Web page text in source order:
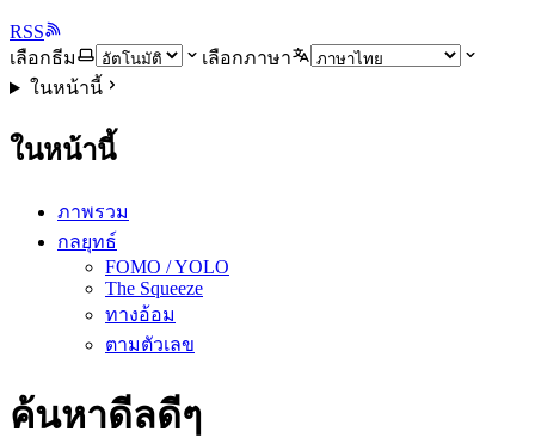
RSS
เลือกธีม
เลือกภาษา
ในหน้านี้
ในหน้านี้
ภาพรวม
กลยุทธ์
FOMO / YOLO
The Squeeze
ทางอ้อม
ตามตัวเลข
ค้นหาดีลดีๆ